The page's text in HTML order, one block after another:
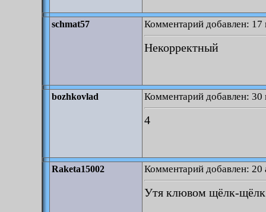
schmat57 Комментарий добавлен:
Некорректный
bozhkovlad Комментарий добавлен:
4
Raketa15002 Комментарий добавлен: 20
Утя клювом щёлк-